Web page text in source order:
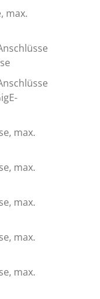
max.
max.
max.
max.
max.
max.